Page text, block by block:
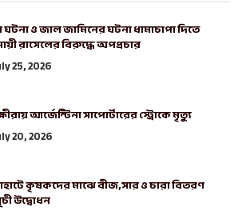
ও জাল জামিনের ঘটনা ধামাচাপা দিতে
রাসেলের বিরুদ্ধে অপপ্রচার
25, 2026
আর্জেন্টিনা সাপোর্টারের স্ট্রোকে মৃত্যু
20, 2026
কৃষকদের মাঝে বীজ,সার ও চারা বিতরণ
উদ্বোধন